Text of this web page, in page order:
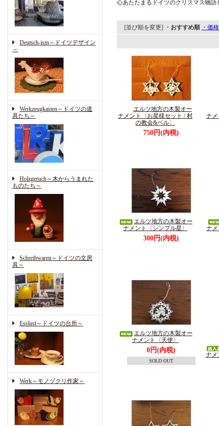
Deutsch-ism～ドイツデザイン
～
Werkzeugkasten～ドイツの道
具たち～
Holzgeruch～木からうまれた
ものたち～
Schreibwaren～ドイツの文房
具～
Esslust～ドイツの台所～
Werk～モノヅクリ作家～
心あたたまるドイツのクリスマス物語
[並び順を変更] ・おすすめ順 ・価
エルツ地方の木製オー
ナメント〈お星様セット / 村
の教会&ベル〉
750円(内税)
ナ
エルツ地方の木製オー
ナメント〈シンプル星〉
300円(内税)
ナ
エルツ地方の木製オー
ナメント〈天使〉
0円(内税)
SOLD OUT
ナメ